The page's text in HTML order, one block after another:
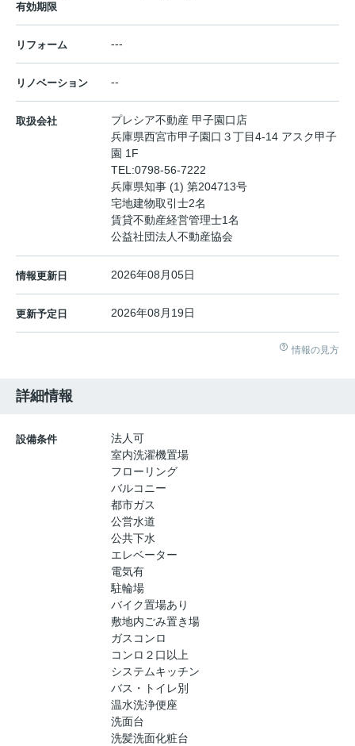
有効期限
リフォーム ---
リノベーション --
取扱会社
プレシア不動産 甲子園口店
兵庫県西宮市甲子園口３丁目4-14 アスク甲子
園 1F
TEL:0798-56-7222
兵庫県知事 (1) 第204713号
宅地建物取引士2名
賃貸不動産経営管理士1名
公益社団法人不動産協会
情報更新日 2026年08月05日
更新予定日 2026年08月19日
情報の見方
詳細情報
設備条件
法人可
室内洗濯機置場
フローリング
バルコニー
都市ガス
公営水道
公共下水
エレベーター
電気有
駐輪場
バイク置場あり
敷地内ごみ置き場
ガスコンロ
コンロ２口以上
システムキッチン
バス・トイレ別
温水洗浄便座
洗面台
洗髪洗面化粧台